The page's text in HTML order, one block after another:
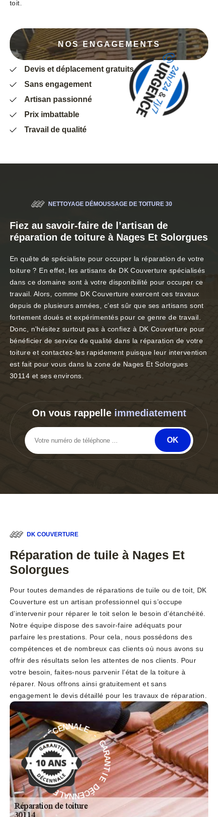
toit.
NOS ENGAGEMENTS
Devis et déplacement gratuits
Sans engagement
Artisan passionné
Prix imbattable
Travail de qualité
NETTOYAGE DÉMOUSSAGE DE TOITURE 30
Fiez au savoir-faire de l’artisan de
réparation de toiture à Nages Et Solorgues
En quête de spécialiste pour occuper la réparation de votre
toiture ? En effet, les artisans de DK Couverture spécialisés
dans ce domaine sont à votre disponibilité pour occuper ce
travail. Alors, comme DK Couverture exercent ces travaux
depuis de plusieurs années, c’est sûr que ses artisans sont
fortement doués et expérimentés pour ce genre de travail.
Donc, n’hésitez surtout pas à confiez à DK Couverture pour
bénéficier de service de qualité dans la réparation de votre
toiture et contactez-les rapidement puisque leur intervention
est fait pour vous dans la zone de Nages Et Solorgues
30114 et ses environs.
On vous rappelle immediatement
DK COUVERTURE
Réparation de tuile à Nages Et
Solorgues
Pour toutes demandes de réparations de tuile ou de toit, DK
Couverture est un artisan professionnel qui s’occupe
d’intervenir pour réparer le toit selon le besoin d’étanchéité.
Notre équipe dispose des savoir-faire adéquats pour
parfaire les prestations. Pour cela, nous possédons des
compétences et de nombreux cas clients où nous avons su
offrir des résultats selon les attentes de nos clients. Pour
votre besoin, faites-nous parvenir l’état de la toiture à
réparer. Nous offrons ainsi gratuitement et sans
engagement le devis détaillé pour les travaux de réparation.
G
A
R
A
N
T
I
E
D
É
C
E
N
NALE - GAR
A
N
T
I
E
D
É
C
E
N
N
A
L
E
-